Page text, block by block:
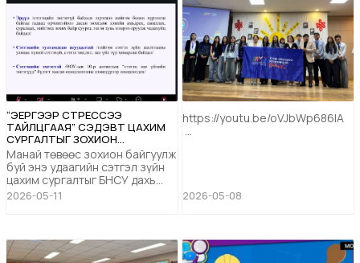
Иргэдээс ажлын нөхцөл
байдлын талаар санал
сэтгэгдлийг сонсох...
“ЭЕРГЭЭР СТРЕССЭЭ
ТАЙЛЦГААЯ” СЭДЭВТ ЦАХИМ
СУРГАЛТЫГ ЗОХИОН
БАЙГУУЛЛАА
Манай төвөөс зохион байгуулж
буй энэ удаагийн сэтгэл зүйн
цахим сургалтыг БНСУ дахь
ХНХҮТ-ийн сэтгэл засалч эмч
анагаах ухааны магистр/
Х.Эрхцэцэг "Эергээр стрессээ
2026-05-11
https://youtu.be/oVJbWp686IA
2026-05-08